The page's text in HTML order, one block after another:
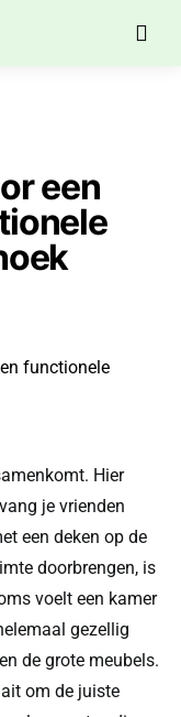
een
Hier
je vrienden
een deken op de
doorbrengen, is
voelt een kamer
gezellig
de grote meubels.
om de juiste